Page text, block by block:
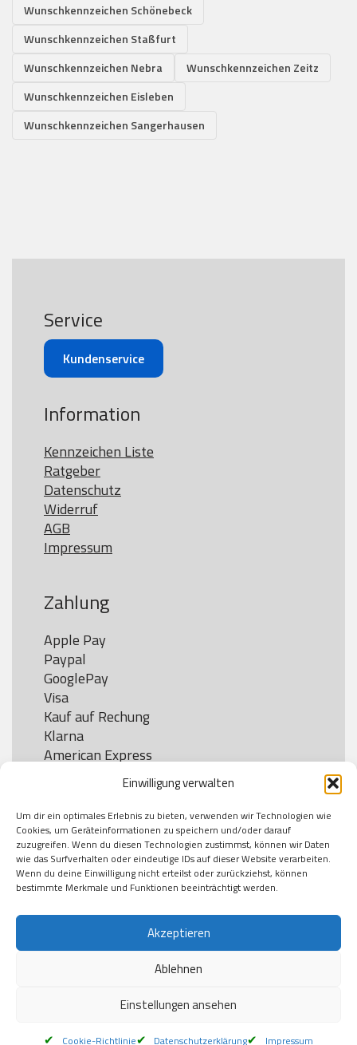
Einwilligung verwalten
Um dir ein optimales Erlebnis zu bieten, verwenden wir Technologien wie
Cookies, um Geräteinformationen zu speichern und/oder darauf
zuzugreifen. Wenn du diesen Technologien zustimmst, können wir Daten
wie das Surfverhalten oder eindeutige IDs auf dieser Website verarbeiten.
Wenn du deine Einwilligung nicht erteilst oder zurückziehst, können
bestimmte Merkmale und Funktionen beeinträchtigt werden.
Akzeptieren
Ablehnen
Einstellungen ansehen
Cookie-Richtlinie Datenschutzerklärung Impressum
Wunschkennzeichen Schönebeck
Wunschkennzeichen Staßfurt
Wunschkennzeichen Nebra
Wunschkennzeichen Zeitz
Wunschkennzeichen Eisleben
Wunschkennzeichen Sangerhausen
Service
Kundenservice
Information
Kennzeichen Liste
Ratgeber
Datenschutz
Widerruf
AGB
Impressum
Zahlung
Apple Pay
Paypal
GooglePay
Visa
Kauf auf Rechung
Klarna
American Express
Versand
DHL
Klimaneutral